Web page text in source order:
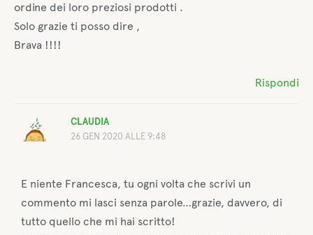
ordine dei loro preziosi prodotti .
Solo grazie ti posso dire ,
Brava !!!!
Rispondi
CLAUDIA
26 GEN 2020 ALLE 9:48
E niente Francesca, tu ogni volta che scrivi un
commento mi lasci senza parole…grazie, davvero, di
tutto quello che mi hai scritto!